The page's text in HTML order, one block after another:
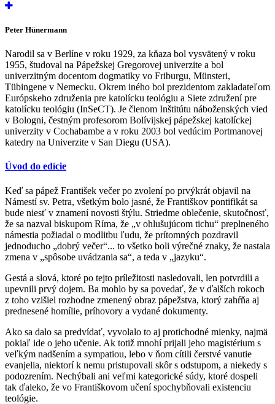
Peter Hünermann
Narodil sa v Berlíne v roku 1929, za kňaza bol vysvätený v roku
1955, študoval na Pápežskej Gregorovej univerzite a bol
univerzitným docentom dogmatiky vo Friburgu, Münsteri,
Tübingene v Nemecku. Okrem iného bol prezidentom zakladateľom
Európskeho združenia pre katolícku teológiu a Siete združení pre
katolícku teológiu (InSeCT). Je členom Inštitútu náboženských vied
v Bologni, čestným profesorom Bolívijskej pápežskej katolíckej
univerzity v Cochabambe a v roku 2003 bol vedúcim Portmanovej
katedry na Univerzite v San Diegu (USA).
Úvod do edície
Keď sa pápež František večer po zvolení po prvýkrát objavil na
Námestí sv. Petra, všetkým bolo jasné, že Františkov pontifikát sa
bude niesť v znamení novosti štýlu. Striedme oblečenie, skutočnosť,
že sa nazval biskupom Ríma, že „v ohlušujúcom tichu“ preplneného
námestia požiadal o modlitbu ľudu, že prítomných pozdravil
jednoducho „dobrý večer“... to všetko boli výrečné znaky, že nastala
zmena v „spôsobe uvádzania sa“, a teda v „jazyku“.
Gestá a slová, ktoré po tejto príležitosti nasledovali, len potvrdili a
upevnili prvý dojem. Ba mohlo by sa povedať, že v ďalších rokoch
z toho vzišiel rozhodne zmenený obraz pápežstva, ktorý zahŕňa aj
prednesené homílie, príhovory a vydané dokumenty.
Ako sa dalo sa predvídať, vyvolalo to aj protichodné mienky, najmä
pokiaľ ide o jeho učenie. Ak totiž mnohí prijali jeho magistérium s
veľkým nadšením a sympatiou, lebo v ňom cítili čerstvé vanutie
evanjelia, niektorí k nemu pristupovali skôr s odstupom, a niekedy s
podozrením. Nechýbali ani veľmi kategorické súdy, ktoré dospeli
tak ďaleko, že vo Františkovom učení spochybňovali existenciu
teológie.